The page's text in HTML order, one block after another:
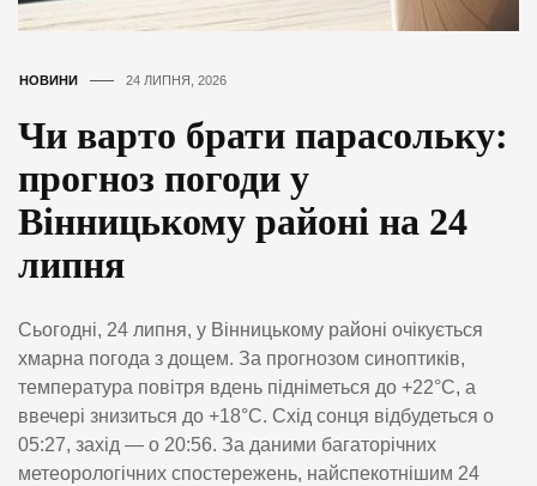
НОВИНИ 24 ЛИПНЯ, 2026
Чи варто брати парасольку:
прогноз погоди у
Вінницькому районі на 24
липня
Сьогодні, 24 липня, у Вінницькому районі очікується
хмарна погода з дощем. За прогнозом синоптиків,
температура повітря вдень підніметься до +22°C, а
ввечері знизиться до +18°C. Схід сонця відбудеться о
05:27, захід — о 20:56. За даними багаторічних
метеорологічних спостережень, найспекотнішим 24